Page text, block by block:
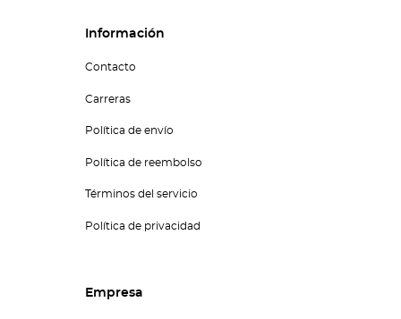
Información
Contacto
Carreras
Política de envío
Política de reembolso
Términos del servicio
Política de privacidad
Empresa